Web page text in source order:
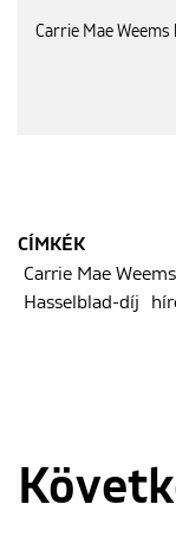
Carrie Mae Weems
CÍMKÉK
Carrie Mae Weems
Hasselblad-díj